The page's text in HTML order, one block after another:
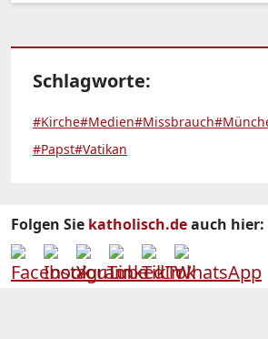
Schlagworte:
#Kirche#Medien#Missbrauch
#Papst#Vatikan
Folgen Sie katholisch.deauch hier: